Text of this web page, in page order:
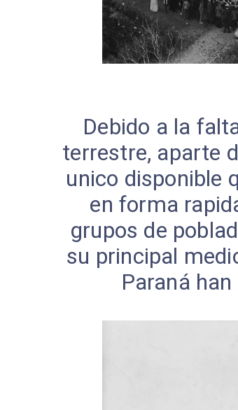
Debido a la
terrestre, aparte
unico disponible
en forma
grupos de
su principal
Paraná